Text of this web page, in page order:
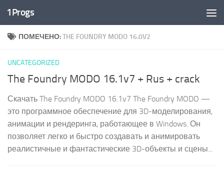
Перейти к содержимому
1Progs
ПОМЕЧЕНО:THE FOUNDRY MODO 16.0V2
UNCATEGORIZED
The Foundry MODO 16.1v7 + Rus + crack
Скачать The Foundry MODO 16.1v7 The Foundry MODO —
это программное обеспечение для 3D-моделирования,
анимации и рендеринга, работающее в Windows. Он
позволяет легко и быстро создавать и анимировать
реалистичные и фантастические 3D-объекты и сцены...